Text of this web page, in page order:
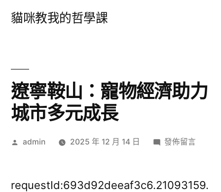
貓咪教我的哲學課
遼寧鞍山：寵物經濟助力
城市多元成長
作
admin 2025 年 12 月 14 日
在
鞍
發佈留言
requestId:693d92deeaf3c6.21093159.